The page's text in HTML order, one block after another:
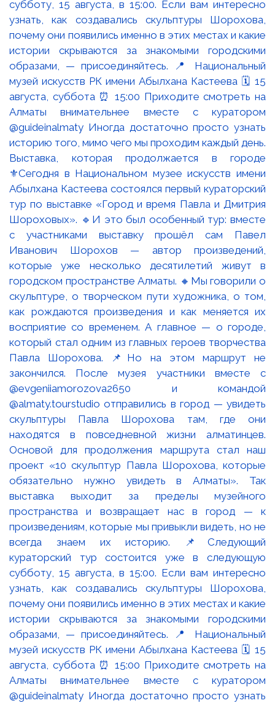
Выставка, которая продолжается в городе
⚜️Сегодня в Национальном музее искусств имени
Абылхана Кастеева состоялся первый кураторский
тур по выставке «Город и время Павла и Дмитрия
Шороховых». 🔹И это был особенный тур: вместе
с участниками выставку прошёл сам Павел
Иванович Шорохов — автор произведений,
которые уже несколько десятилетий живут в
городском пространстве Алматы. 🔸Мы говорили о
скульптуре, о творческом пути художника, о том,
как рождаются произведения и как меняется их
восприятие со временем. А главное — о городе,
который стал одним из главных героев творчества
Павла Шорохова. 📌Но на этом маршрут не
закончился. После музея участники вместе с
@evgeniiamorozova2650 и командой
@almaty.tourstudio отправились в город — увидеть
скульптуры Павла Шорохова там, где они
находятся в повседневной жизни алматинцев.
Основой для продолжения маршрута стал наш
проект «10 скульптур Павла Шорохова, которые
обязательно нужно увидеть в Алматы». Так
выставка выходит за пределы музейного
пространства и возвращает нас в город — к
произведениям, которые мы привыкли видеть, но не
всегда знаем их историю. 📌Следующий
кураторский тур состоится уже в следующую
субботу, 15 августа, в 15:00. Если вам интересно
узнать, как создавались скульптуры Шорохова,
почему они появились именно в этих местах и какие
истории скрываются за знакомыми городскими
образами, — присоединяйтесь. 📍 Национальный
музей искусств РК имени Абылхана Кастеева 🗓 15
августа, суббота ⏰ 15:00 Приходите смотреть на
Алматы внимательнее вместе с куратором
@guideinalmaty Иногда достаточно просто узнать